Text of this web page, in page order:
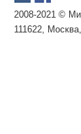
2008-2021 ©
111622,